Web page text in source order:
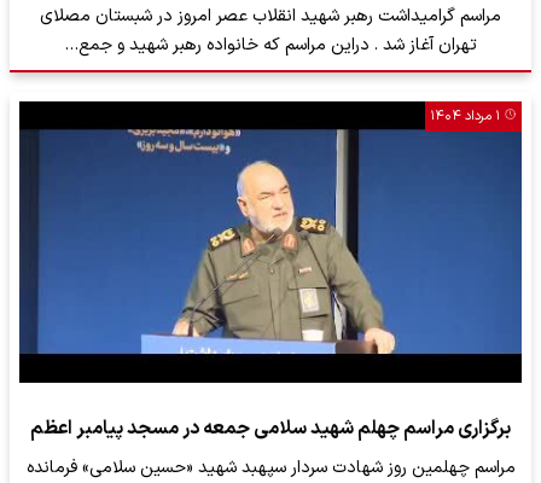
مراسم گرامیداشت رهبر شهید انقلاب عصر امروز در شبستان مصلای
تهران آغاز شد . دراین مراسم که خانواده رهبر شهید و جمع…
۱ مرداد ۱۴۰۴
برگزاری مراسم چهلم شهید سلامی جمعه در مسجد پیامبر اعظم
مراسم چهلمین روز شهادت سردار سپهبد شهید «حسین سلامی» فرمانده